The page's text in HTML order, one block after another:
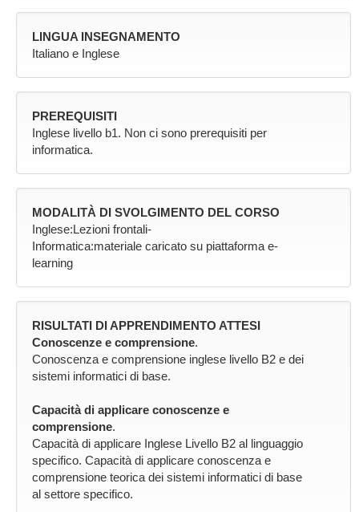
LINGUA INSEGNAMENTO
Italiano e Inglese
PREREQUISITI
Inglese livello b1. Non ci sono prerequisiti per
informatica.
MODALITÀ DI SVOLGIMENTO DEL CORSO
Inglese:Lezioni frontali-
Informatica:materiale caricato su piattaforma e-
learning
RISULTATI DI APPRENDIMENTO ATTESI
Conoscenze e comprensione.
Conoscenza e comprensione inglese livello B2 e dei
sistemi informatici di base.
Capacità di applicare conoscenze e
comprensione.
Capacità di applicare Inglese Livello B2 al linguaggio
specifico. Capacità di applicare conoscenza e
comprensione teorica dei sistemi informatici di base
al settore specifico.